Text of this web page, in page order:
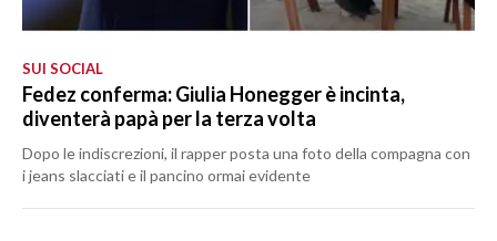
SUI SOCIAL
Fedez conferma: Giulia Honegger è incinta,
diventerà papà per la terza volta
Dopo le indiscrezioni, il rapper posta una foto della compagna con
i jeans slacciati e il pancino ormai evidente